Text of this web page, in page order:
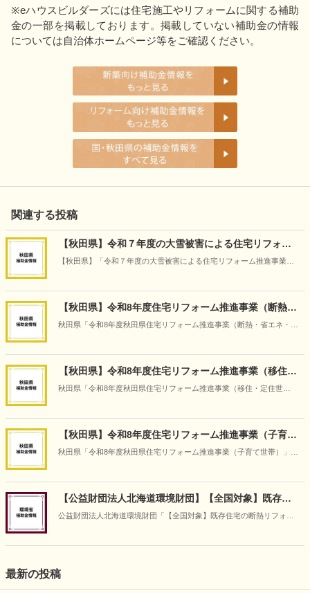
※eハウスビルダーズには住宅施工やリフォームに関する補助
金の一部を掲載しております。掲載していない補助金の情報
については自治体ホームページ等をご確認ください。
関連する投稿
【秋田県】令和７年度の大雪被害による住宅リフォー
ム推進事業（災害復旧）
【秋田県】「令和７年度の大雪被害による住宅リフォーム推進事業
【秋田県】令和8年度住宅リフォーム推進事業（断熱・
省エネ・防災減災改修）
秋田県「令和8年度秋田県住宅リフォーム推進事業（断熱・省エネ・防
【秋田県】令和8年度住宅リフォーム推進事業（移住・
定住世帯）
秋田県「令和8年度秋田県住宅リフォーム推進事業（移住・定住世
【秋田県】令和8年度住宅リフォーム推進事業（子育て
世帯）
秋田県「令和8年度秋田県住宅リフォーム推進事業（子育て世帯）」の
【公益財団法人北海道環境財団】【全国対象】既存住
宅の断熱リフォーム支援事業
公益財団法人北海道環境財団「【全国対象】既存住宅の断熱リフォー
最新の投稿